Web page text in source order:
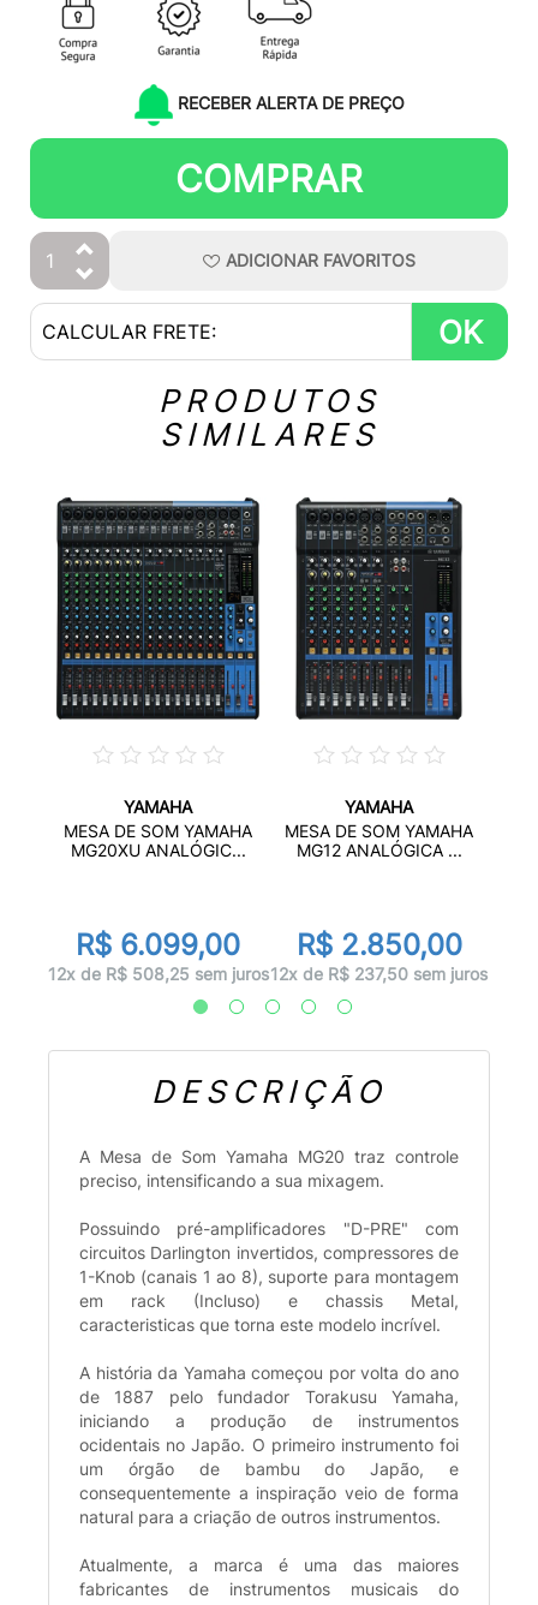
RECEBER ALERTA DE PREÇO
COMPRAR
ADICIONAR FAVORITOS
OK
PRODUTOS
SIMILARES
YAMAHA
MESA DE SOM YAMAHA
MG20XU ANALÓGIC...
R$ 6.099,00
12x de R$ 508,25 sem juros
YAMAHA
MESA DE SOM YAMAHA
MG12 ANALÓGICA ...
R$ 2.850,00
12x de R$ 237,50 sem juros
DESCRIÇÃO
A Mesa de Som Yamaha MG20 traz controle
preciso, intensificando a sua mixagem.
Possuindo pré-amplificadores "D-PRE" com
circuitos Darlington invertidos, compressores de
1-Knob (canais 1 ao 8), suporte para montagem
em rack (Incluso) e chassis Metal,
caracteristicas que torna este modelo incrível.
A história da Yamaha começou por volta do ano
de 1887 pelo fundador Torakusu Yamaha,
iniciando a produção de instrumentos
ocidentais no Japão. O primeiro instrumento foi
um órgão de bambu do Japão, e
consequentemente a inspiração veio de forma
natural para a criação de outros instrumentos.
Atualmente, a marca é uma das maiores
fabricantes de instrumentos musicais do